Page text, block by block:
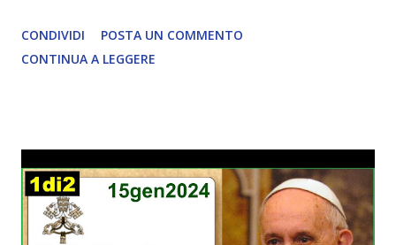
CONDIVIDI
POSTA UN COMMENTO
CONTINUA A LEGGERE